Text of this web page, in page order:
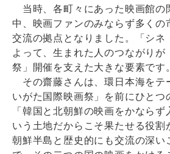
当時、各町々にあった映画館の
中、映画ファンのみならず多くの
交流の拠点となりました。「シネ
よって、生まれた人のつながりが
祭」開催を支えた大きな要素です
その齋藤さんは、環日本海をテ
いがた国際映画祭」を前にひとつ
「韓国と北朝鮮の映画をかならず
いう土地だからこそ果たせる役割
朝鮮半島と歴史的にも交流の深い